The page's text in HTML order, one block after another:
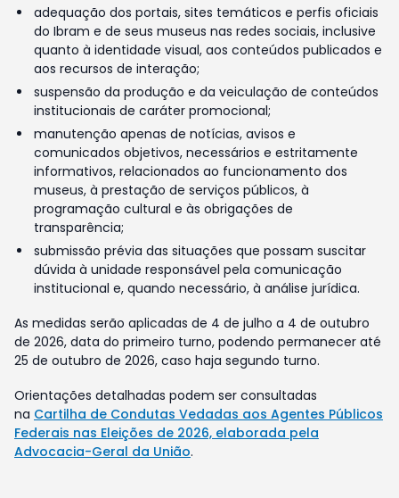
adequação dos portais, sites temáticos e perfis oficiais
do Ibram e de seus museus nas redes sociais, inclusive
quanto à identidade visual, aos conteúdos publicados e
aos recursos de interação;
suspensão da produção e da veiculação de conteúdos
institucionais de caráter promocional;
manutenção apenas de notícias, avisos e
comunicados objetivos, necessários e estritamente
informativos, relacionados ao funcionamento dos
museus, à prestação de serviços públicos, à
programação cultural e às obrigações de
transparência;
submissão prévia das situações que possam suscitar
dúvida à unidade responsável pela comunicação
institucional e, quando necessário, à análise jurídica.
As medidas serão aplicadas de 4 de julho a 4 de outubro
de 2026, data do primeiro turno, podendo permanecer até
25 de outubro de 2026, caso haja segundo turno.
Orientações detalhadas podem ser consultadas
na Cartilha de Condutas Vedadas aos Agentes Públicos
Federais nas Eleições de 2026, elaborada pela
Advocacia-Geral da União.